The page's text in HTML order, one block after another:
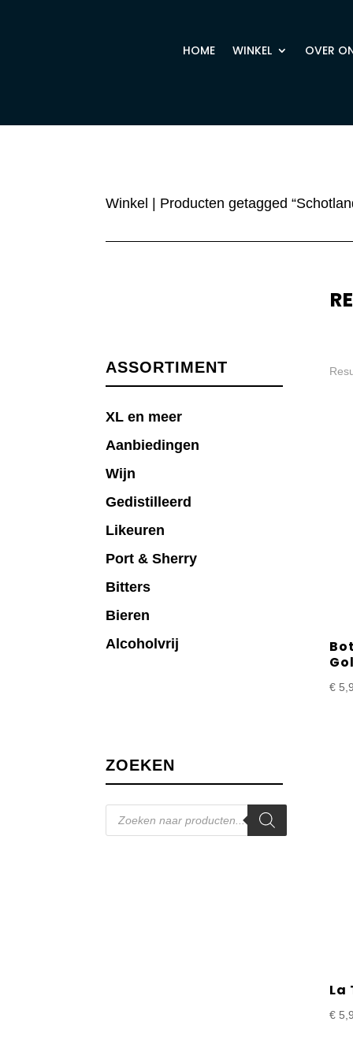
HOME WINKEL OVER
Winkel | Producten getagged
ASSORTIMENT
XL en meer
Aanbiedingen
Wijn
Gedistilleerd
Likeuren
Port & Sherry
Bitters
Bieren
Alcoholvrij
ZOEKEN
Producten
zoeken
€
La
€